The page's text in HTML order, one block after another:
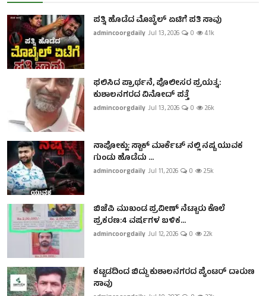
ಪತ್ನಿ ಹೊಡೆದ ಮೊಬೈಲ್ ಏಟಿಗೆ ಪತಿ ಸಾವು
admincoorgdaily Jul 13, 2026 0 4.1k
ಫಲಿಸಿದ ಪ್ರಾರ್ಥನೆ, ಪೊಲೀಸರ ಪ್ರಯತ್ನ:
ಕುಶಾಲನಗರದ ವಿನೋದ್ ಪತ್ತೆ
admincoorgdaily Jul 13, 2026 0 2.6k
ನಾಪೋಕ್ಲು: ಸ್ಟಾಕ್ ಮಾರ್ಕೆಟ್ ನಲ್ಲಿ ನಷ್ಟ ಯುವಕ
ಗುಂಡು ಹೊಡೆದು ...
admincoorgdaily Jul 11, 2026 0 2.5k
ಬಿಜೆಪಿ ಮುಖಂಡ ಪ್ರವೀಣ್ ನೆಟ್ಟಾರು ಕೊಲೆ
ಪ್ರಕರಣ:4 ವರ್ಷಗಳ ಬಳಿಕ...
admincoorgdaily Jul 12, 2026 0 2.2k
ಕಟ್ಟಡದಿಂದ ಬಿದ್ದು ಕುಶಾಲನಗರದ ಪೈಂಟರ್ ದಾರುಣ
ಸಾವು